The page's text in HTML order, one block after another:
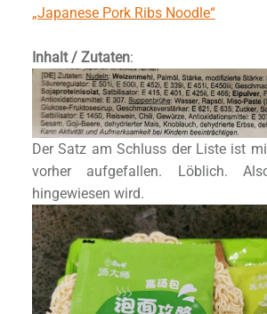
„Japanese Pork Ribs Noodle“
Inhalt / Zutaten:
Der Satz am Schluss der Liste ist
vorher aufgefallen. Löblich.
hingewiesen wird.